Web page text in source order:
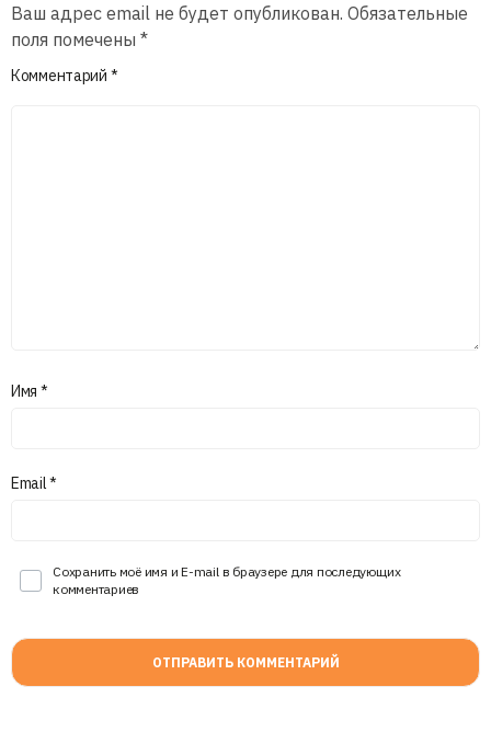
Ваш адрес email не будет опубликован. Обязательные
поля помечены *
Комментарий *
Имя *
Email*
Сохранить моё имя и E-mail в браузере для последующих
комментариев